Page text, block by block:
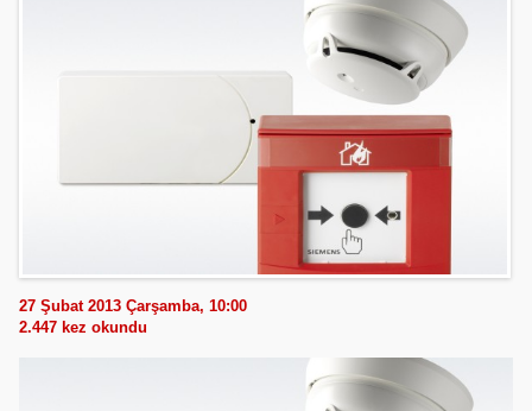
27 Şubat 2013 Çarşamba, 10:00
2.447 kez okundu